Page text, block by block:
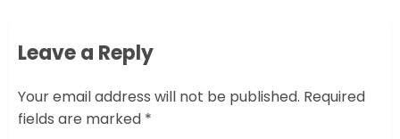
Leave a Reply
Your email address will not be published. Required
fields are marked *